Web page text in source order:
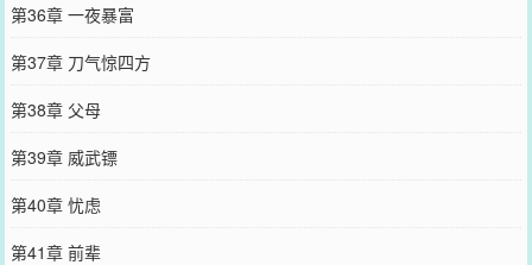
第36章 一夜暴富
第37章 刀气惊四方
第38章 父母
第39章 威武镖
第40章 忧虑
第41章 前辈